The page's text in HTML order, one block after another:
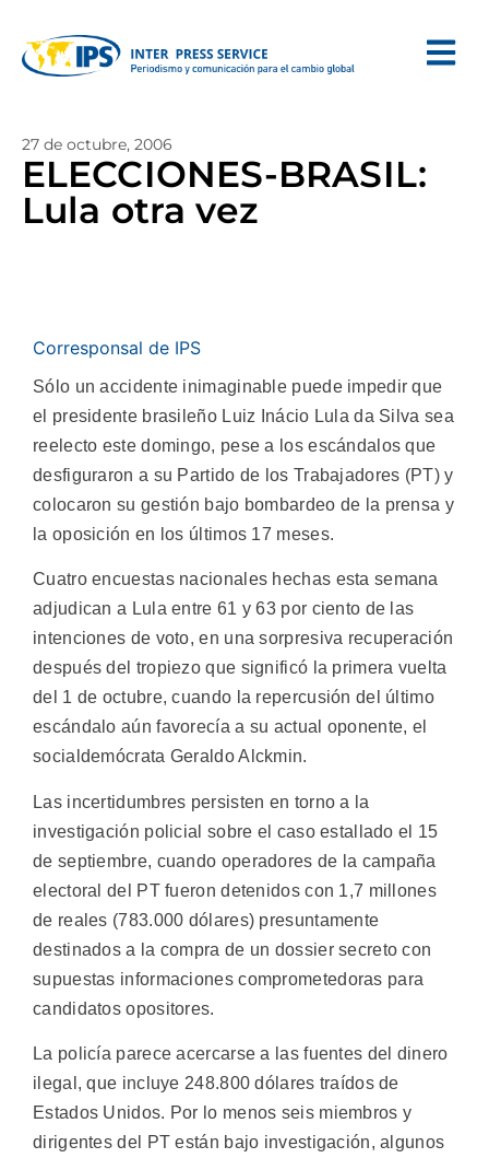
27 de octubre, 2006
ELECCIONES-BRASIL:
Lula otra vez
Corresponsal de IPS
Sólo un accidente inimaginable puede impedir que
el presidente brasileño Luiz Inácio Lula da Silva sea
reelecto este domingo, pese a los escándalos que
desfiguraron a su Partido de los Trabajadores (PT) y
colocaron su gestión bajo bombardeo de la prensa y
la oposición en los últimos 17 meses.
Cuatro encuestas nacionales hechas esta semana
adjudican a Lula entre 61 y 63 por ciento de las
intenciones de voto, en una sorpresiva recuperación
después del tropiezo que significó la primera vuelta
del 1 de octubre, cuando la repercusión del último
escándalo aún favorecía a su actual oponente, el
socialdemócrata Geraldo Alckmin.
Las incertidumbres persisten en torno a la
investigación policial sobre el caso estallado el 15
de septiembre, cuando operadores de la campaña
electoral del PT fueron detenidos con 1,7 millones
de reales (783.000 dólares) presuntamente
destinados a la compra de un dossier secreto con
supuestas informaciones comprometedoras para
candidatos opositores.
La policía parece acercarse a las fuentes del dinero
ilegal, que incluye 248.800 dólares traídos de
Estados Unidos. Por lo menos seis miembros y
dirigentes del PT están bajo investigación, algunos